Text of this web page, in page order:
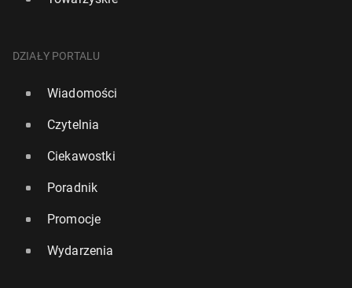
DZIAŁY PORTALU
Wiadomości
Czytelnia
Ciekawostki
Poradnik
Promocje
Wydarzenia